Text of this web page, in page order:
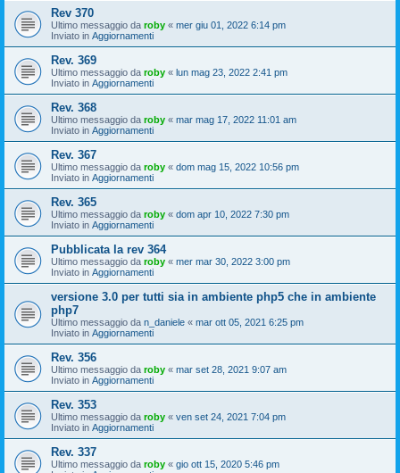
Rev 370
Ultimo messaggio da roby « mer giu 01, 2022 6:14 pm
Inviato in Aggiornamenti
Rev. 369
Ultimo messaggio da roby « lun mag 23, 2022 2:41 pm
Inviato in Aggiornamenti
Rev. 368
Ultimo messaggio da roby « mar mag 17, 2022 11:01 am
Inviato in Aggiornamenti
Rev. 367
Ultimo messaggio da roby « dom mag 15, 2022 10:56 pm
Inviato in Aggiornamenti
Rev. 365
Ultimo messaggio da roby « dom apr 10, 2022 7:30 pm
Inviato in Aggiornamenti
Pubblicata la rev 364
Ultimo messaggio da roby « mer mar 30, 2022 3:00 pm
Inviato in Aggiornamenti
versione 3.0 per tutti sia in ambiente php5 che in ambiente
php7
Ultimo messaggio da n_daniele « mar ott 05, 2021 6:25 pm
Inviato in Aggiornamenti
Rev. 356
Ultimo messaggio da roby « mar set 28, 2021 9:07 am
Inviato in Aggiornamenti
Rev. 353
Ultimo messaggio da roby « ven set 24, 2021 7:04 pm
Inviato in Aggiornamenti
Rev. 337
Ultimo messaggio da roby « gio ott 15, 2020 5:46 pm